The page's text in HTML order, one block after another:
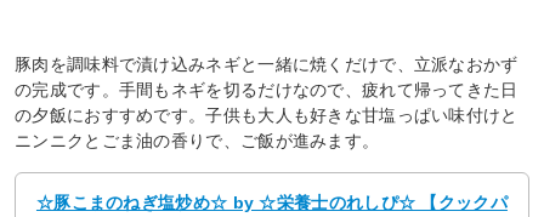
豚肉を調味料で漬け込みネギと一緒に焼くだけで、立派なおかず
の完成です。手間もネギを切るだけなので、疲れて帰ってきた日
の夕飯におすすめです。子供も大人も好きな甘塩っぱい味付けと
ニンニクとごま油の香りで、ご飯が進みます。
☆豚こまのねぎ塩炒め☆ by ☆栄養士のれしぴ☆ 【クックパ